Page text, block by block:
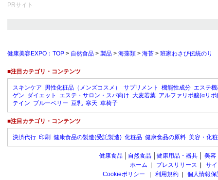
PRサイト
健康美容EXPO：TOP > 自然食品 > 製品 > 海藻類 > 海苔 > 班家わさび伝統のり
■注目カテゴリ・コンテンツ
スキンケア 男性化粧品（メンズコスメ） サプリメント 機能性成分 エステ
ゲン ダイエット エステ・サロン・スパ向け 大麦若葉 アルファリポ酸(αリポ
テイン ブルーベリー 豆乳 寒天 車椅子
■注目カテゴリ・コンテンツ
決済代行 印刷 健康食品の製造(受託製造) 化粧品 健康食品の原料 美容・化
健康食品 自然食品 健康用品・器具 美容
ホーム
プレスリリース
サ
Cookieポリシー
利用規約 個人情報